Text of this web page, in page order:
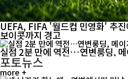
UEFA, FIFA '월드컵 민영화' 추
보이콧까지 경고
실점 2분 만에 역전…연변룽딩,
포토뉴스
more +